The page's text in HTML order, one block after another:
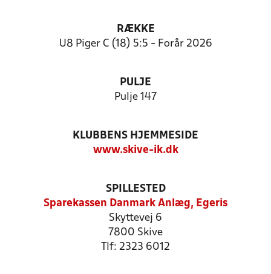
RÆKKE
U8 Piger C (18) 5:5 - Forår 2026
PULJE
Pulje 147
KLUBBENS HJEMMESIDE
www.skive-ik.dk
SPILLESTED
Sparekassen Danmark Anlæg, Egeris
Skyttevej 6
7800 Skive
Tlf: 2323 6012